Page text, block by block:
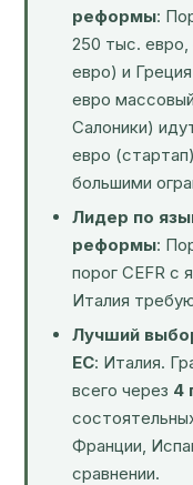
реформы:
250 тыс.
евро) и
евро
Салоники)
евро
большими
Лидер по
реформы:
порог CEFR с
Италия
Лучший
ЕС: Италия.
всего через 4
Франции,
сравнении.